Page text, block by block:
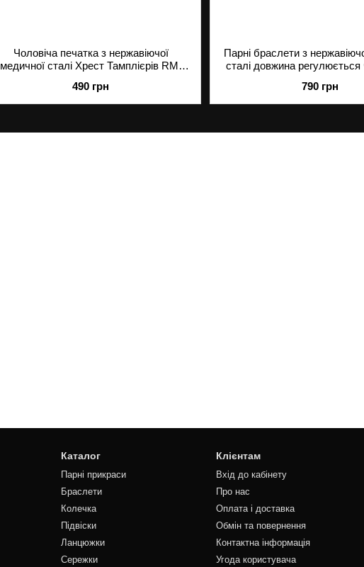
Чоловіча печатка з нержавіючої
медичної сталі Хрест Тамплієрів RM-
490 грн
Парні браслети з
сталі довжина регулюється
790 грн
Каталог
Парні прикраси
Браслети
Колечка
Підвіски
Ланцюжки
Сережки
Клієнтам
Вхід до кабінету
Про нас
Оплата і доставка
Обмін та повернення
Контактна інформація
Угода користувача